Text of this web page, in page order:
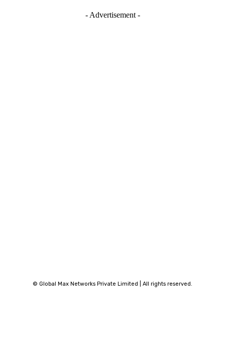
- Advertisement -
© Global Max Networks Private Limited | All rights reserved.